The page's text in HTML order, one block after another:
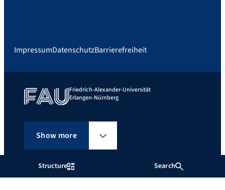
Structure Search
ImpressumDatenschutzBarrierefreiheit
Friedrich-Alexander-Universität
Erlangen-Nürnberg
Show more